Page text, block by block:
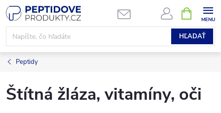
Prejsť
na
obsah
HĽADAŤ
KOŠÍK
Peptidy
Štítná žláza, vitamíny, oči